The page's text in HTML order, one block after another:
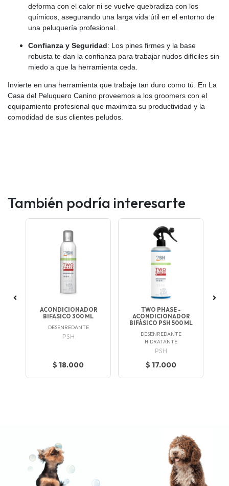
deforma con el calor ni se vuelve quebradiza con los
químicos, asegurando una larga vida útil en el entorno de
una peluquería profesional.
Confianza y Seguridad: Los pines firmes y la base
robusta te dan la confianza para trabajar nudos difíciles sin
miedo a que la herramienta ceda.
Invierte en una herramienta que trabaje tan duro como tú. En La
Casa del Peluquero Canino proveemos a los groomers con el
equipamiento profesional que maximiza su productividad y la
comodidad de sus clientes peludos.
También podría interesarte
ACONDICIONADOR
BIFASICO 300 ML
DESENREDANTE
PSH
$ 18.000
TWO PHASE -
ACONDICIONADOR
BIFÁSICO PSH 500 ML
DESENREDANTE
HIDRATANTE
PSH
$ 17.000